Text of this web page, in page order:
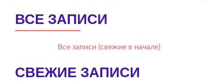
ВСЕ ЗАПИСИ
Все записи (свежие в начале)
СВЕЖИЕ ЗАПИСИ